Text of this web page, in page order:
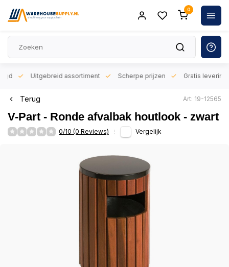
0
Uitgebreid assortiment Scherpe prijzen Gratis levering
Terug Art: 19-12565
V-Part - Ronde afvalbak houtlook - zwart
0/10 (0 Reviews) Vergelijk